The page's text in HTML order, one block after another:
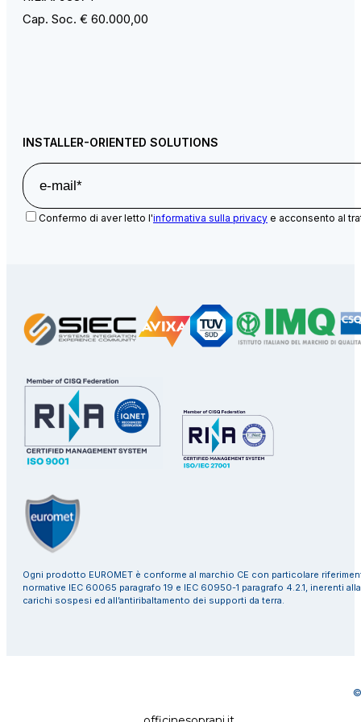
Cap. Soc. € 60.000,00
INSTALLER-ORIENTED SOLUTIONS
Confermo di aver letto l'informativa sulla privacy e acconsento al
Ogni prodotto EUROMET è conforme al marchio CE con particolare
normative IEC 60065 paragrafo 19 e IEC 60950-1 paragrafo 4.2.1, inerenti
carichi sospesi ed all’antiribaltamento dei supporti da terra.
©